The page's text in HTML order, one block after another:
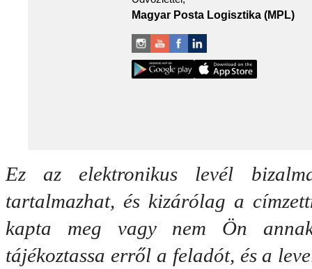
Magyar Posta Logisztika (MPL)
Ez az elektronikus levél
tartalmazhat, és kizárólag a
kapta meg vagy nem Ön
tájékoztassa erről a feladót, és a